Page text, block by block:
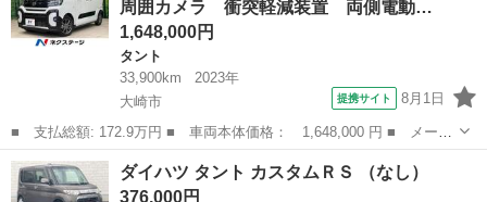
ライドドア ...
周囲カメラ 衝突軽減装置 両側電動…
1,648,000円
タント
33,900km
2023年
大崎市
提携サイト 8月1日
■ 支払総額: 172.9万円 ■ 車両本体価格： 1,648,000 円 ■ メーカ
ー名： ダイハツ ■ 車種名： タント ■ グレード名： ファンク
ロス ＳＤナビ 全周囲カメラ 衝突軽減装置 両側電動ドア シー
トヒータ...
宮城 大崎市 タント
ダイハツ タント カスタムＲＳ （なし）
376,000円